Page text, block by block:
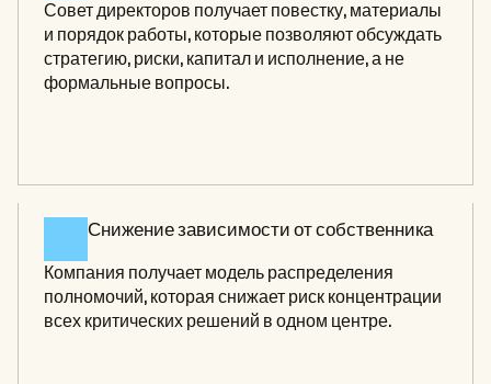
Совет директоров получает повестку, материалы
и порядок работы, которые позволяют обсуждать
стратегию, риски, капитал и исполнение, а не
формальные вопросы.
Снижение зависимости от собственника
Компания получает модель распределения
полномочий, которая снижает риск концентрации
всех критических решений в одном центре.